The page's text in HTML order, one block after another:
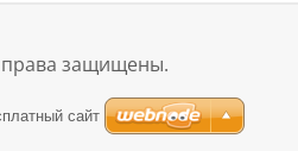
защищены.
сайт